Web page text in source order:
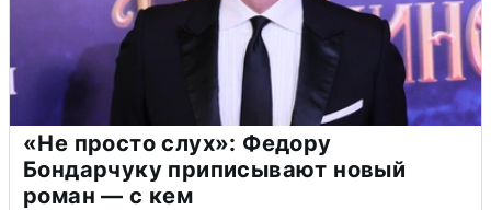
«Не просто слух»: Федору
Бондарчуку приписывают новый
роман — с кем